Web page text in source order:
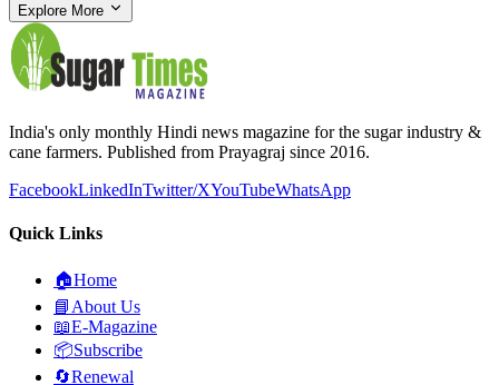
Explore More
India's only monthly Hindi news magazine for the sugar industry &
cane farmers. Published from Prayagraj since 2016.
FacebookLinkedInTwitter/XYouTubeWhatsApp
Quick Links
🏠Home
📘 About Us
📖E-Magazine
📦Subscribe
🔄Renewal